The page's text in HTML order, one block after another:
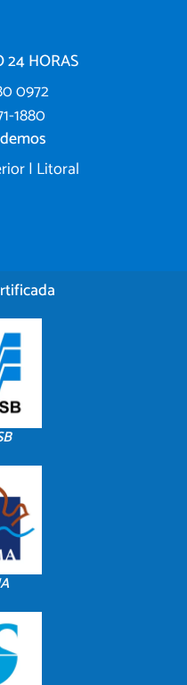
24 HORAS
0972
1880
| Litoral